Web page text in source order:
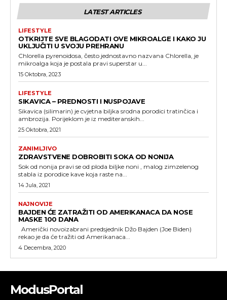
LATEST ARTICLES
LIFESTYLE
OTKRIJTE SVE BLAGODATI OVE MIKROALGE I KAKO JU
UKLJUČITI U SVOJU PREHRANU
Chlorella pyrenoidosa, često jednostavno nazvana Chlorella, je
mikroalga koja je postala pravi superstar u...
15 Oktobra, 2023
LIFESTYLE
SIKAVICA – PREDNOSTI I NUSPOJAVE
Sikavica (silimarin) je cvjetna biljka srodna porodici tratinčica i
ambrozija. Porijeklom je iz mediteranskih...
25 Oktobra, 2021
ZANIMLJIVO
ZDRAVSTVENE DOBROBITI SOKA OD NONIJA
Sok od nonija pravi se od ploda biljke noni , malog zimzelenog
stabla iz porodice kave koja raste na...
14 Jula, 2021
NAJNOVIJE
BAJDEN ĆE ZATRAŽITI OD AMERIKANACA DA NOSE
MASKE 100 DANA
rekao je da će tražiti od Amerikanaca...
4 Decembra, 2020
ModusPortal